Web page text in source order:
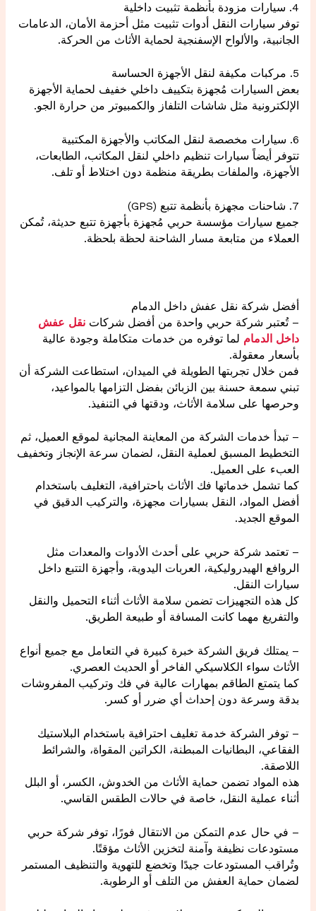
4. سيارات مزودة بأنظمة تثبيت داخلية
توفر سيارات النقل أدوات تثبيت مثل أحزمة الأمان، الدعامات
الجانبية، والألواح الإسفنجية لحماية الأثاث من الحركة.
5. مركبات مكيفة لنقل الأجهزة الحساسة
بعض السيارات مُجهزة بتكييف داخلي خفيف لحماية الأجهزة
الإلكترونية مثل شاشات التلفاز والكمبيوتر من حرارة الجو.
6. سيارات مخصصة لنقل المكاتب والأجهزة المكتبية
تتوفر أيضاً سيارات تنظيم داخلي لنقل المكاتب، الطابعات،
الأجهزة، والملفات بطريقة منظمة دون اختلاط أو تلف.
7. شاحنات مجهزة بأنظمة تتبع (GPS)
جميع سيارات مؤسسة حربي مُجهزة بأجهزة تتبع حديثة، تُمكن
العملاء من متابعة مسار الشاحنة لحظة بلحظة.
أفضل شركة نقل عفش داخل الدمام
– تُعتبر شركة حربي واحدة من أفضل شركات نقل عفش
داخل الدمام لما توفره من خدمات متكاملة وجودة عالية
بأسعار معقولة.
فمن خلال تجربتها الطويلة في الميدان، استطاعت الشركة أن
تبني سمعة حسنة بين الزبائن بفضل التزامها بالمواعيد،
وحرصها على سلامة الأثاث، ودقتها في التنفيذ.
– تبدأ خدمات الشركة من المعاينة المجانية لموقع العميل، ثم
التخطيط المسبق لعملية النقل، لضمان سرعة الإنجاز وتخفيف
العبء على العميل.
كما تشمل خدماتها فك الأثاث باحترافية، التغليف باستخدام
أفضل المواد، النقل بسيارات مجهزة، والتركيب الدقيق في
الموقع الجديد.
– تعتمد شركة حربي على أحدث الأدوات والمعدات مثل
الروافع الهيدروليكية، العربات اليدوية، وأجهزة التتبع داخل
سيارات النقل.
كل هذه التجهيزات تضمن سلامة الأثاث أثناء التحميل والنقل
والتفريغ مهما كانت المسافة أو طبيعة الطريق.
– يمتلك فريق الشركة خبرة كبيرة في التعامل مع جميع أنواع
الأثاث سواء الكلاسيكي الفاخر أو الحديث العصري.
كما يتمتع الطاقم بمهارات عالية في فك وتركيب المفروشات
بدقة وسرعة دون إحداث أي ضرر أو كسر.
– توفر الشركة خدمة تغليف احترافية باستخدام البلاستيك
الفقاعي، البطانيات المبطنة، الكراتين المقواة، والشرائط
اللاصقة.
هذه المواد تضمن حماية الأثاث من الخدوش، الكسر، أو البلل
أثناء عملية النقل، خاصة في حالات الطقس القاسي.
– في حال عدم التمكن من الانتقال فورًا، توفر شركة حربي
مستودعات نظيفة وآمنة لتخزين الأثاث مؤقتًا.
وتُراقب المستودعات جيدًا وتخضع للتهوية والتنظيف المستمر
لضمان حماية العفش من التلف أو الرطوبة.